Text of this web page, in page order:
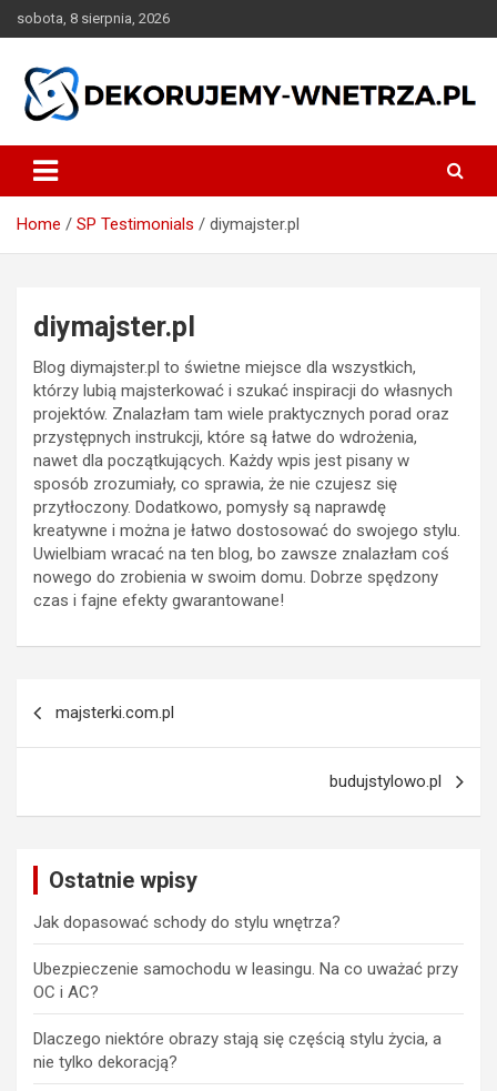
to
sobota, 8 sierpnia, 2026
dekorujemy-wnetrza.pl
Home SP Testimonials diymajster.pl
diymajster.pl
Blog diymajster.pl to świetne miejsce dla wszystkich,
którzy lubią majsterkować i szukać inspiracji do własnych
projektów. Znalazłam tam wiele praktycznych porad oraz
przystępnych instrukcji, które są łatwe do wdrożenia,
nawet dla początkujących. Każdy wpis jest pisany w
sposób zrozumiały, co sprawia, że nie czujesz się
przytłoczony. Dodatkowo, pomysły są naprawdę
kreatywne i można je łatwo dostosować do swojego stylu.
Uwielbiam wracać na ten blog, bo zawsze znalazłam coś
nowego do zrobienia w swoim domu. Dobrze spędzony
czas i fajne efekty gwarantowane!
wpisu
majsterki.com.pl
budujstylowo.pl
Ostatnie wpisy
Jak dopasować schody do stylu wnętrza?
Ubezpieczenie samochodu w leasingu. Na co uważać przy
OC i AC?
Dlaczego niektóre obrazy stają się częścią stylu życia, a
nie tylko dekoracją?